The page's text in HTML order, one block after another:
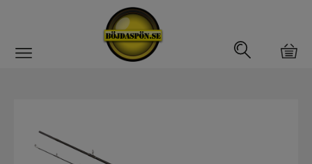
Interfiske